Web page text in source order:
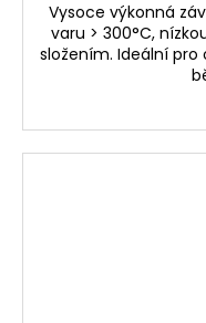
Vysoce výkonná
varu > 300°C,
složením. Ideální